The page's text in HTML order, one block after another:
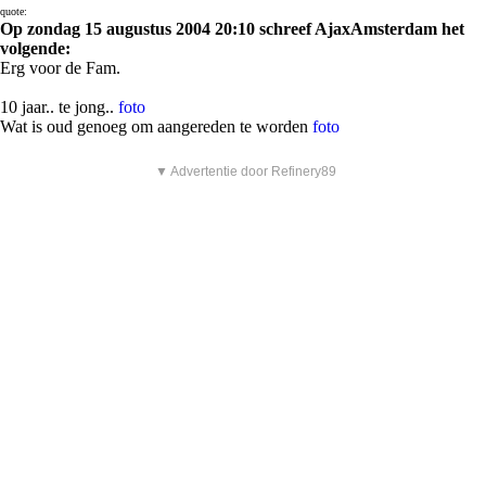
quote:
Op zondag 15 augustus 2004 20:10 schreef AjaxAmsterdam het
volgende:
Erg voor de Fam.
10 jaar.. te jong.. foto
Wat is oud genoeg om aangereden te worden foto
▼ Advertentie door Refinery89